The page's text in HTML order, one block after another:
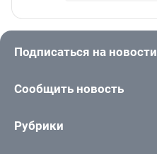
Подписаться на новости
Сообщить новость
Рубрики